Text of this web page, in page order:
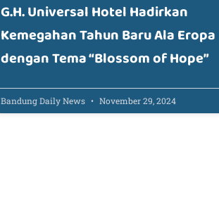
G.H. Universal Hotel Hadirkan
Kemegahan Tahun Baru Ala Eropa
dengan Tema “Blossom of Hope”
Bandung Daily News November 29, 2024